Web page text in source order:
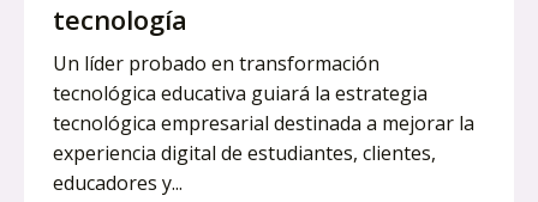
tecnología
Un líder probado en transformación
tecnológica educativa guiará la estrategia
tecnológica empresarial destinada a mejorar la
experiencia digital de estudiantes, clientes,
educadores y...